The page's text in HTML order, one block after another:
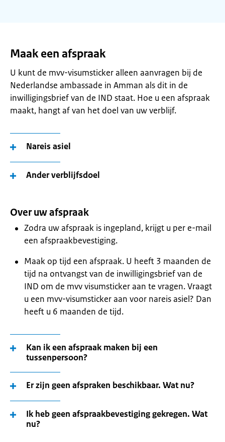
Maak een afspraak
U kunt de mvv-visumsticker alleen aanvragen bij de
Nederlandse ambassade in Amman als dit in de
inwilligingsbrief van de IND staat. Hoe u een afspraak
maakt, hangt af van het doel van uw verblijf.
Nareis asiel
Ander verblijfsdoel
Over uw afspraak
Zodra uw afspraak is ingepland, krijgt u per e-mail
een afspraakbevestiging.
Maak op tijd een afspraak. U heeft 3 maanden de
tijd na ontvangst van de inwilligingsbrief van de
IND om de mvv visumsticker aan te vragen. Vraagt
u een mvv-visumsticker aan voor nareis asiel? Dan
heeft u 6 maanden de tijd.
Kan ik een afspraak maken bij een
tussenpersoon?
Er zijn geen afspraken beschikbaar. Wat nu?
Ik heb geen afspraakbevestiging gekregen. Wat
nu?